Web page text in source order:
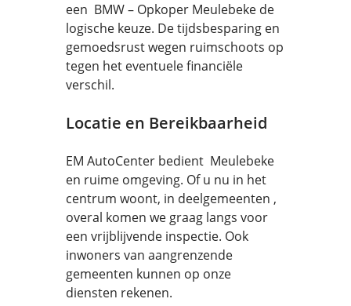
een BMW – Opkoper Meulebeke de
logische keuze. De tijdsbesparing en
gemoedsrust wegen ruimschoots op
tegen het eventuele financiële
verschil.
Locatie en Bereikbaarheid
EM AutoCenter bedient Meulebeke
en ruime omgeving. Of u nu in het
centrum woont, in deelgemeenten ,
overal komen we graag langs voor
een vrijblijvende inspectie. Ook
inwoners van aangrenzende
gemeenten kunnen op onze
diensten rekenen.